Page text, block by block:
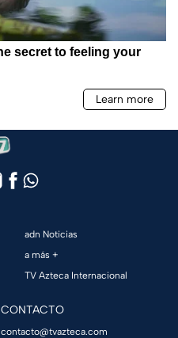
adn Noticias
a más +
TV Azteca Internacional
CONTACTO
contacto@tvazteca.com